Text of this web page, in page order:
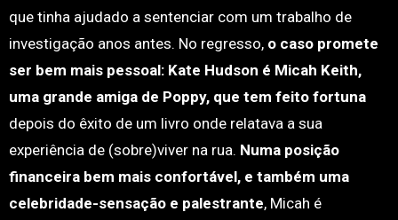
que tinha ajudado a sentenciar com um trabalho de
investigação anos antes. No regresso, o caso promete
ser bem mais pessoal: Kate Hudson é Micah Keith,
uma grande amiga de Poppy, que tem feito fortuna
depois do êxito de um livro onde relatava a sua
experiência de (sobre)viver na rua. Numa posição
financeira bem mais confortável, e também uma
celebridade-sensação e palestrante, Micah é